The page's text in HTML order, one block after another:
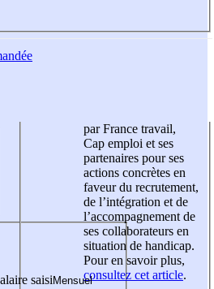
saisi
par France travail,
Cap emploi et ses
partenaires pour ses
actions concrètes en
faveur du recrutement,
de l’intégration et de
l’accompagnement de
ses collaborateurs en
situation de handicap.
Pour en savoir plus,
consultez cet article.